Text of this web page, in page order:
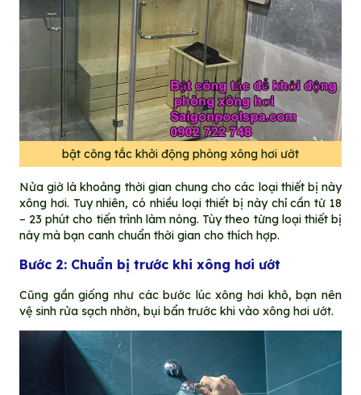
bật công tắc khởi động phòng xông hơi ướt
Nửa giờ là khoảng thời gian chung cho các loại thiết bị này
xông hơi. Tuy nhiên, có nhiều loại thiết bị này chỉ cần từ 18
– 23 phút cho tiến trình làm nóng. Tùy theo từng loại thiết bị
này mà bạn canh chuẩn thời gian cho thích hợp.
Bước 2: Chuẩn bị trước khi xông hơi ướt
Cũng gần giống như các bước lúc xông hơi khô, bạn nên
vệ sinh rửa sạch nhờn, bụi bẩn trước khi vào xông hơi ướt.